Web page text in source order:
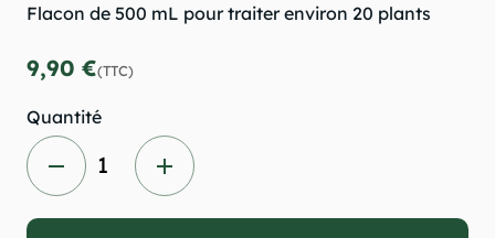
Flacon de 500 mL pour traiter environ 20 plants
9,90 €(TTC)
Quantité
remove add